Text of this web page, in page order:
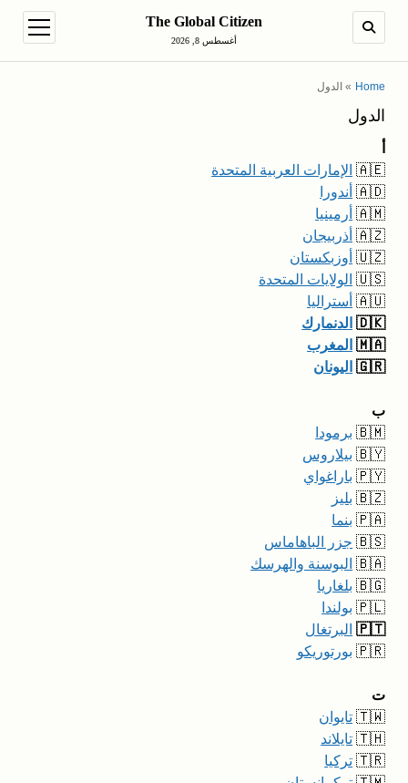
SEARCH
The Global Citizen
أغسطس 8, 2026
menu
Home
»الدول
الدول
🇦🇪 الإمارات العربية المتحدة
🇦🇩 أندورا
🇦🇲 أرمينيا
🇦🇿 أذربيجان
🇺🇿 أوزبكستان
🇺🇸 الولايات المتحدة
🇦🇺 أستراليا
🇩🇰 الدنمارك
🇲🇦 المغرب
🇬🇷 اليونان
ب
🇧🇲 برمودا
🇧🇾 بيلاروس
🇵🇾 باراغواي
🇧🇿 بليز
🇵🇦 بنما
🇧🇸 جزر الباهاماس
🇧🇦 البوسنة والهرسك
🇧🇬 بلغاريا
🇵🇱 بولندا
🇵🇹 البرتغال
🇵🇷 بورتوريكو
ت
🇹🇼 تايوان
🇹🇭 تايلاند
🇹🇷 تركيا